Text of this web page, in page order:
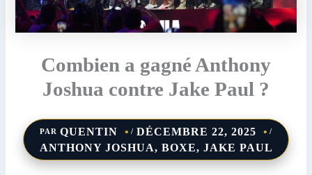
Combien a gagné Anthony
Joshua contre Jake Paul ?
PAR QUENTIN / DÉCEMBRE 22, 2025 /
ANTHONY JOSHUA, BOXE, JAKE PAUL